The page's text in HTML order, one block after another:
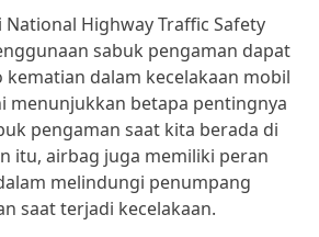
Highway Traffic Safety
sabuk pengaman dapat
dalam kecelakaan mobil
menunjukkan betapa pentingnya
pengaman saat kita berada di
itu, airbag juga memiliki peran
melindungi penumpang
saat terjadi kecelakaan.